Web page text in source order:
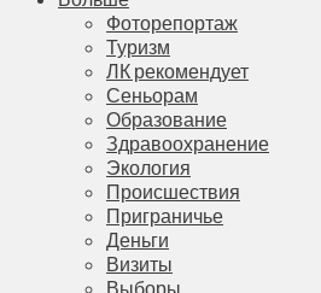
Фоторепортаж
Туризм
ЛК рекомендует
Сеньорам
Образование
Здравоохранение
Экология
Происшествия
Приграничье
Деньги
Визиты
Выборы